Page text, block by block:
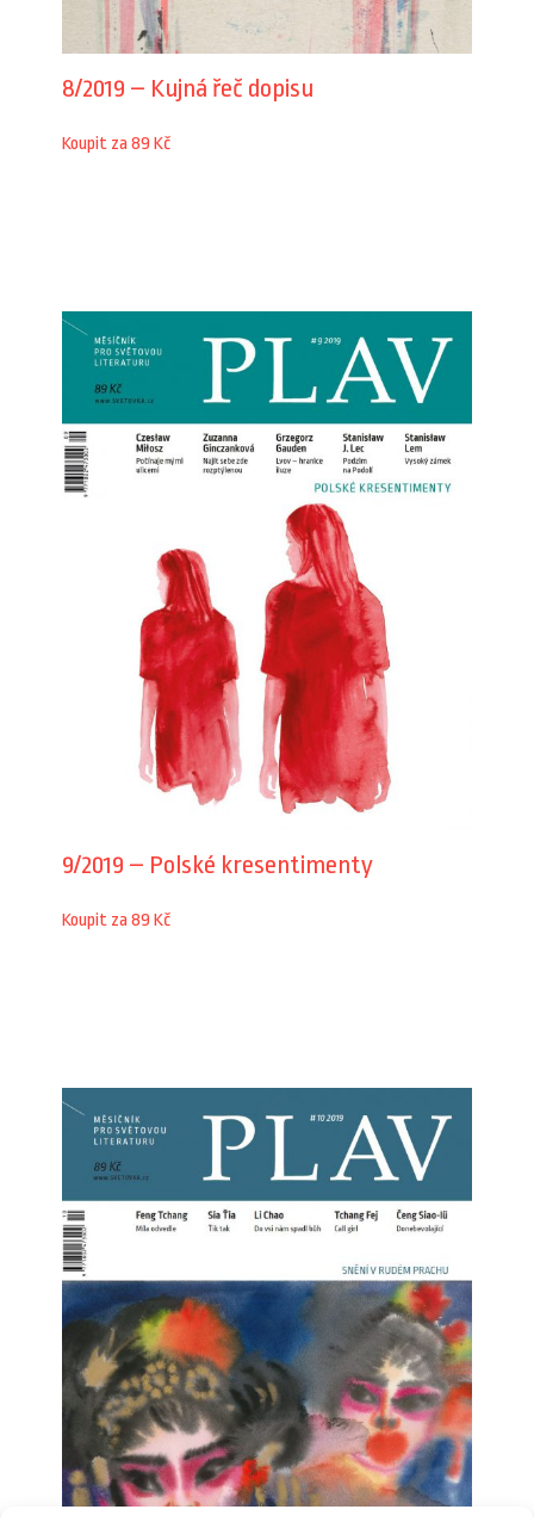
8/2019 – Kujná řeč dopisu
Koupit za 89 Kč
9/2019 – Polské kresentimenty
Koupit za 89 Kč